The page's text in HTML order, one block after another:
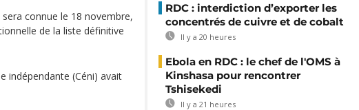
connue le 18 novembre,
de la liste définitive
indépendante (Céni) avait
RDC : interdiction d’exporter les
concentrés de cuivre et de cobalt
Il y a 20 heures
Ebola en RDC : le chef de l'OMS à
Kinshasa pour rencontrer
Tshisekedi
Il y a 21 heures